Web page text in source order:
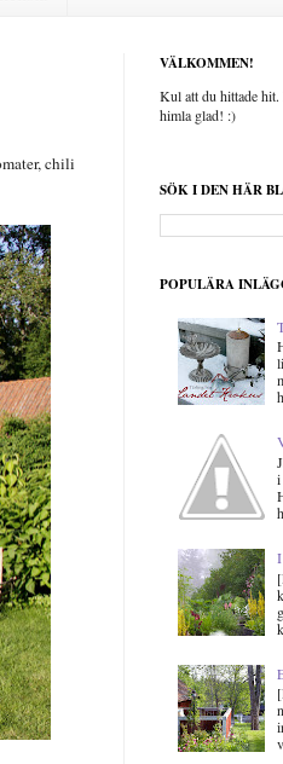
chili
VÄLKOMMEN!
Kul att du hittade hit.
himla glad! :)
SÖK I DEN HÄR
POPULÄRA
i
I